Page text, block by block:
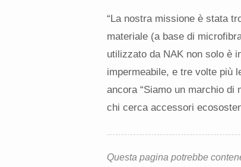
“La nostra missione è stata
materiale (a base di
utilizzato da NAK non solo è
impermeabile, e tre volte più
ancora “Siamo un marchio di
chi cerca accessori
Questa pagina potrebbe